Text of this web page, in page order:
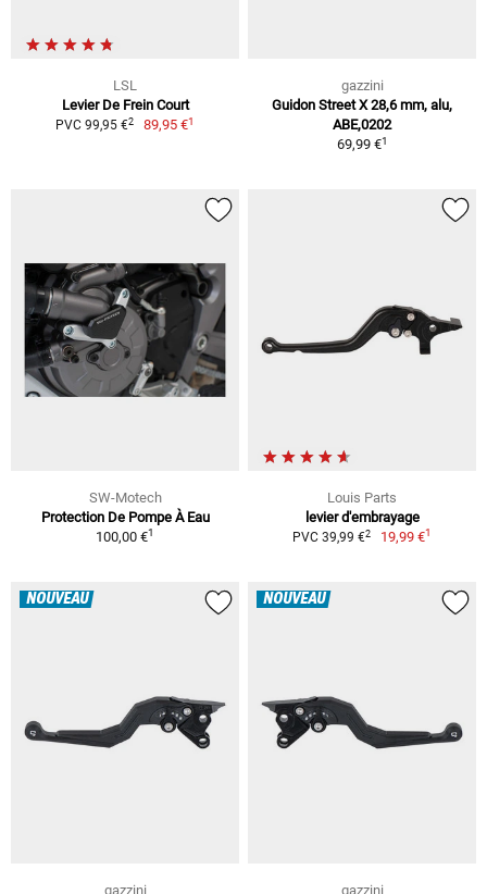
LSL
Levier De Frein Court
PVC 99,95 €2 89,95 €1
gazzini
Guidon Street X 28,6 mm, alu,
ABE,0202
69,99 €1
SW-Motech
Protection De Pompe À Eau
100,00 €1
Louis Parts
levier d'embrayage
PVC 39,99 €2 19,99 €1
NOUVEAU
gazzini
NOUVEAU
gazzini